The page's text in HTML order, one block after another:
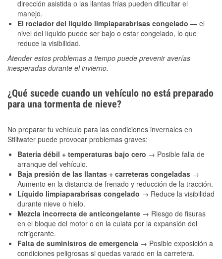
dirección asistida o las llantas frías pueden dificultar el
manejo.
El rociador del líquido limpiaparabrisas congelado — el
nivel del líquido puede ser bajo o estar congelado, lo que
reduce la visibilidad.
Atender estos problemas a tiempo puede prevenir averías
inesperadas durante el invierno.
¿Qué sucede cuando un vehículo no está preparado
para una tormenta de nieve?
No preparar tu vehículo para las condiciones invernales en
Stillwater puede provocar problemas graves:
Batería débil + temperaturas bajo cero → Posible falla de
arranque del vehículo.
Baja presión de las llantas + carreteras congeladas →
Aumento en la distancia de frenado y reducción de la tracción.
Líquido limpiaparabrisas congelado → Reduce la visibilidad
durante nieve o hielo.
Mezcla incorrecta de anticongelante → Riesgo de fisuras
en el bloque del motor o en la culata por la expansión del
refrigerante.
Falta de suministros de emergencia → Posible exposición a
condiciones peligrosas si quedas varado en la carretera.